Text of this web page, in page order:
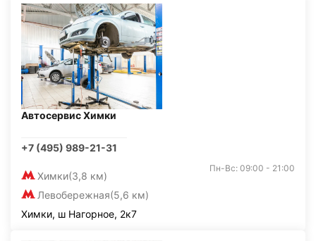
Автосервис Химки
+7 (495) 989-21-31
Химки(3,8 км)
Левобережная(5,6 км)
Пн-Вс: 09:00 - 21:00
Химки, ш Нагорное, 2к7